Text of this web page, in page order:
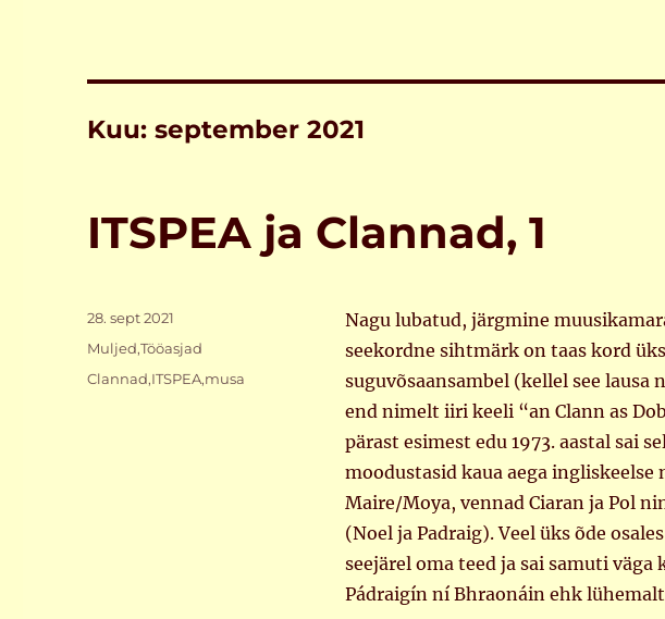
Kuu:september 2021
ITSPEA ja Clannad, 1
Nagu lubatud, järgmine
seekordne sihtmärk on taas kord
suguvõsaansambel (kellel see
end nimelt iiri keeli “an Clann as
pärast esimest edu 1973. aastal sai
moodustasid kaua aega
Maire/Moya, vennad Ciaran ja Pol
(Noel ja Padraig). Veel üks õde
seejärel oma teed ja sai samuti
Pádraigín ní Bhraonáin ehk
Postitatud
28. sept 2021
Rubriigid
Muljed,Tööasjad
Sildid
Clannad,ITSPEA,musa